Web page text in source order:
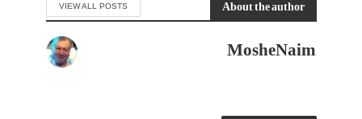
About the author
VIEW ALL POSTS
MosheNaim